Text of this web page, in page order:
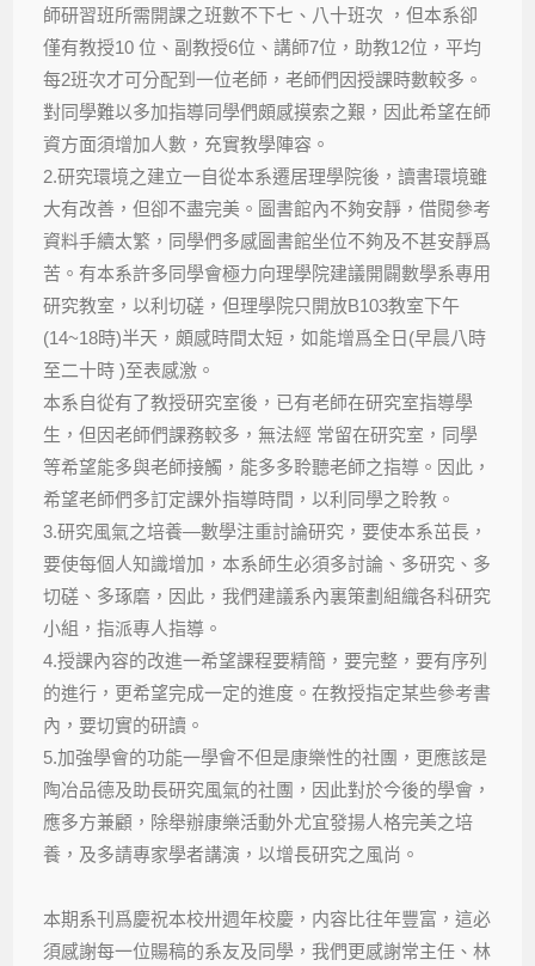
師研習班所需開課之班數不下七、八十班次 ，但本系卻
僅有教授10 位、副教授6位、講師7位，助教12位，平均
每2班次才可分配到一位老師，老師們因授課時數較多。
對同學難以多加指導同學們頗感摸索之艱，因此希望在師
資方面須增加人數，充實教學陣容。
2.研究環境之建立一自從本系遷居理學院後，讀書環境雖
大有改善，但卻不盡完美。圖書館內不夠安靜，借閱參考
資料手續太繁，同學們多感圖書館坐位不夠及不甚安靜爲
苦。有本系許多同學會極力向理學院建議開闢數學系專用
研究教室，以利切磋，但理學院只開放B103教室下午
(14~18時)半天，頗感時間太短，如能增爲全日(早晨八時
至二十時 )至表感激。
本系自從有了教授研究室後，已有老師在研究室指導學
生，但因老師們課務較多，無法經 常留在研究室，同學
等希望能多與老師接觸，能多多聆聽老師之指導。因此，
希望老師們多訂定課外指導時間，以利同學之聆教。
3.研究風氣之培養—數學注重討論研究，要使本系茁長，
要使每個人知識增加，本系師生必須多討論、多研究、多
切磋、多琢磨，因此，我們建議系內裏策劃組織各科研究
小組，指派專人指導。
4.授課內容的改進一希望課程要精簡，要完整，要有序列
的進行，更希望完成一定的進度。在教授指定某些參考書
內，要切實的研讀。
5.加強學會的功能一學會不但是康樂性的社團，更應該是
陶冶品德及助長研究風氣的社團，因此對於今後的學會，
應多方兼顧，除舉辦康樂活動外尤宜發揚人格完美之培
養，及多請專家學者講演，以增長研究之風尚。
本期系刊爲慶祝本校卅週年校慶，内容比往年豐富，這必
須感謝每一位𧶽稿的系友及同學，我們更感謝常主任、林